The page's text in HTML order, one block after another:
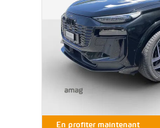
En profiter maintenant